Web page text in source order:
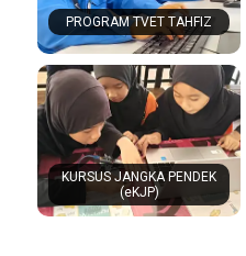
PROGRAM TVET TAHFIZ
KURSUS JANGKA PENDEK
(eKJP)